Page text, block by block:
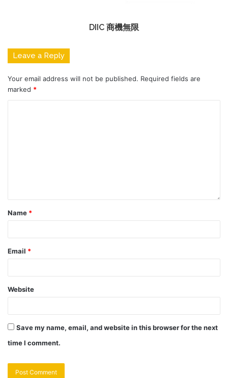
DIIC 商機無限
Leave a Reply
Your email address will not be published. Required fields are
marked *
Name *
Email *
Website
Save my name, email, and website in this browser for the next
time I comment.